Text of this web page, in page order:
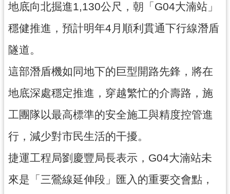
認
識
我
們
訊
公
告
業
務
資
訊
地底向北掘進1,130公尺，朝「G04大湳站」
穩健推進，預計明年4月順利貫通下行線潛盾
隧道。
這部潛盾機如同地下的巨型開路先鋒，將在
地底深處穩定推進，穿越繁忙的介壽路，施
工團隊以最高標準的安全施工與精度控管進
行，減少對市民生活的干擾。
捷運工程局劉慶豐局長表示，G04大湳站未
來是「三鶯線延伸段」匯入的重要交會點，